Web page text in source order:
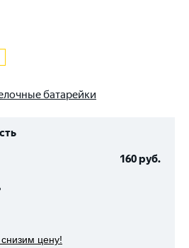
батарейки
160руб.
цену!